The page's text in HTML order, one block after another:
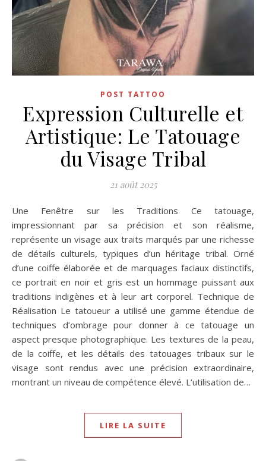
POST TATTOO
Expression Culturelle et
Artistique: Le Tatouage
du Visage Tribal
21 août 2025
Une Fenêtre sur les Traditions Ce tatouage,
impressionnant par sa précision et son réalisme,
représente un visage aux traits marqués par une richesse
de détails culturels, typiques d’un héritage tribal. Orné
d’une coiffe élaborée et de marquages faciaux distinctifs,
ce portrait en noir et gris est un hommage puissant aux
traditions indigènes et à leur art corporel. Technique de
Réalisation Le tatoueur a utilisé une gamme étendue de
techniques d’ombrage pour donner à ce tatouage un
aspect presque photographique. Les textures de la peau,
de la coiffe, et les détails des tatouages tribaux sur le
visage sont rendus avec une précision extraordinaire,
montrant un niveau de compétence élevé. L’utilisation de…
LIRE LA SUITE